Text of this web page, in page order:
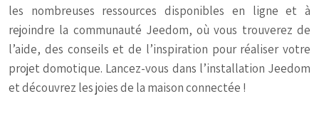
les nombreuses ressources disponibles en ligne et à
rejoindre la communauté Jeedom, où vous trouverez de
l’aide, des conseils et de l’inspiration pour réaliser votre
projet domotique. Lancez-vous dans l’installation Jeedom
et découvrez les joies de la maison connectée !